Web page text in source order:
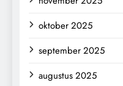
oktober 2025
september 2025
augustus 2025